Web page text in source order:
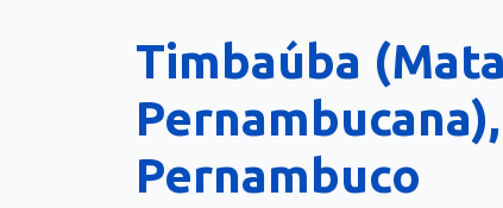
Timbaúba (Mata
Pernambucana),
Pernambuco